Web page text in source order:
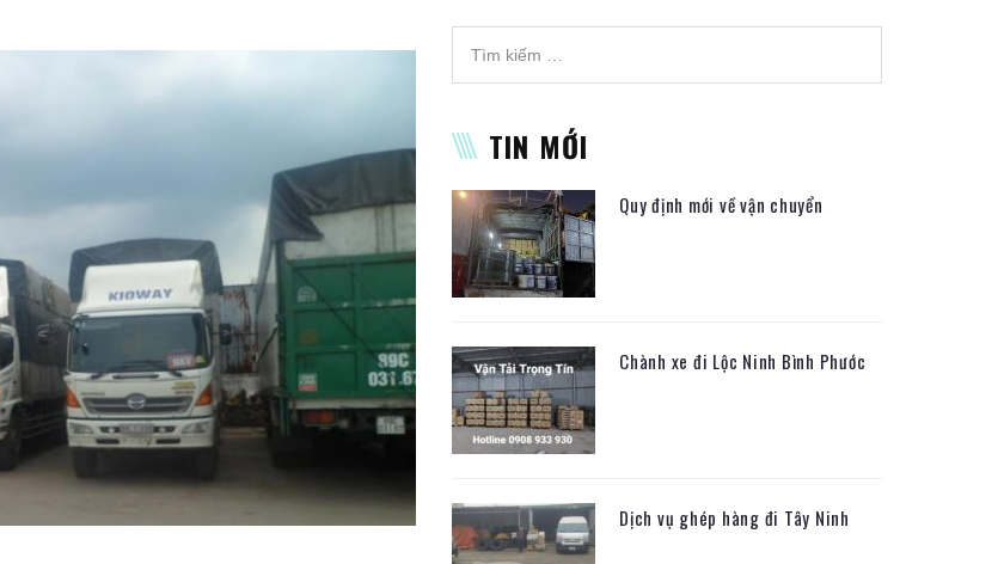
TIN MỚI
Quy định mới về vận chuyển
Chành xe đi Lộc Ninh Bình Phước
Dịch vụ ghép hàng đi Tây Ninh